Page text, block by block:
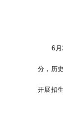
6月
分，历
开展招